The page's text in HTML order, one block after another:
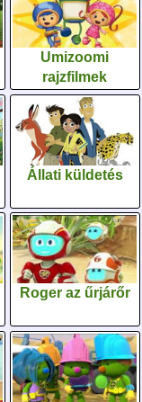
Umizoomi
rajzfilmek
Állati küldetés
Roger az űrjárőr